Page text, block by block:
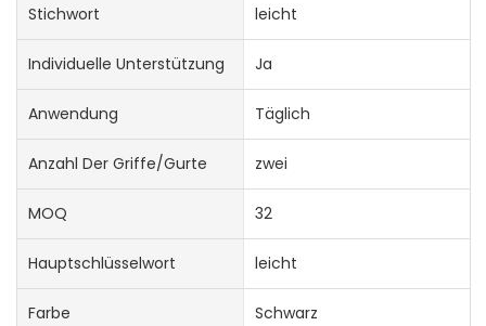
Stichwort leicht
Individuelle Unterstützung Ja
Anwendung Täglich
Anzahl Der Griffe/Gurte zwei
MOQ 32
Hauptschlüsselwort leicht
Farbe Schwarz